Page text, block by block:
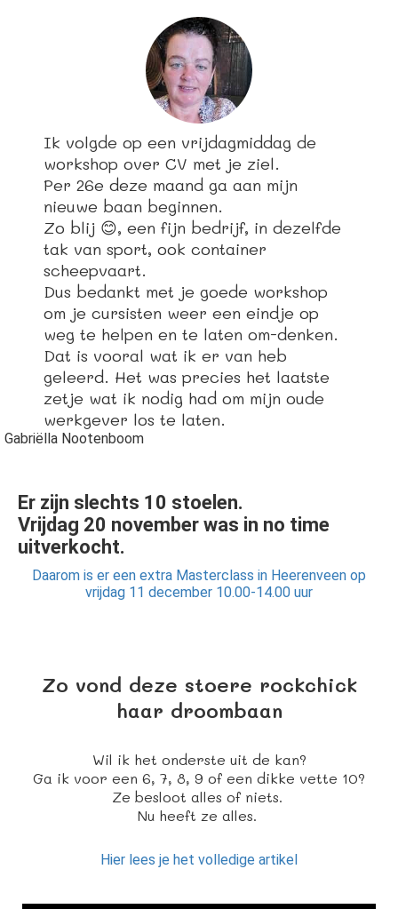
Ik volgde op een vrijdagmiddag de
workshop over CV met je ziel.
Per 26e deze maand ga aan mijn
nieuwe baan beginnen.
Zo blij 😊, een fijn bedrijf, in dezelfde
tak van sport, ook container
scheepvaart.
Dus bedankt met je goede workshop
om je cursisten weer een eindje op
weg te helpen en te laten om-denken.
Dat is vooral wat ik er van heb
geleerd. Het was precies het laatste
zetje wat ik nodig had om mijn oude
werkgever los te laten.
Gabriëlla Nootenboom
Er zijn slechts 10 stoelen.
Vrijdag 20 november was in no time
uitverkocht.
Daarom is er een extra Masterclass in Heerenveen op
vrijdag 11 december 10.00-14.00 uur
Zo vond deze stoere rockchick
haar droombaan
Wil ik het onderste uit de kan?
Ga ik voor een 6, 7, 8, 9 of een dikke vette 10?
Ze besloot alles of niets.
Nu heeft ze alles.
Hier lees je het volledige artikel